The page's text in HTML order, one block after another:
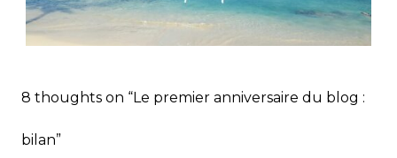
RÉPUBLIQUE DOMINICAINE // FICHE
Blog, Bons plans
8 thoughts on “Le premier anniversaire du blog :
bilan”